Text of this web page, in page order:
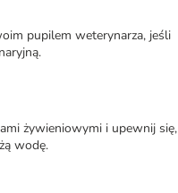
pupilem weterynarza, jeśli
żywieniowymi i upewnij się,
wodę.